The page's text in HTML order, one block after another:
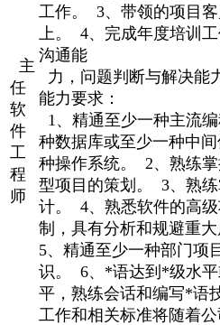
主
任
软
件
工
程
师
工作。 3、带领的项目
上。 4、完成年度培训
沟通能
力，问题判断与解决能
能力要求：
1、精通至少一种主流
种数据库或至少一种中
种操作系统。 2、熟练
型项目的策划。 3、熟
计。 4、熟悉软件的高
制，具有分析和规避重大
5、精通至少一种部门项
识。 6、*语达到*级水
平，熟练会话和编写*语
工作和相关标准将随着